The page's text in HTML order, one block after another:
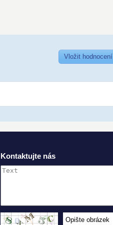
Vložit hodnocení
Kontaktujte nás